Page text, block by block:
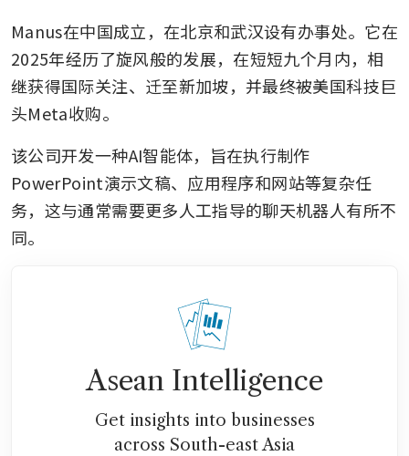
Manus在中国成立，在北京和武汉设有办事处。它在
2025年经历了旋风般的发展，在短短九个月内，相
继获得国际关注、迁至新加坡，并最终被美国科技巨
头Meta收购。
该公司开发一种AI智能体，旨在执行制作
PowerPoint演示文稿、应用程序和网站等复杂任
务，这与通常需要更多人工指导的聊天机器人有所不
同。
Asean Intelligence
Get insights into businesses
across South-east Asia